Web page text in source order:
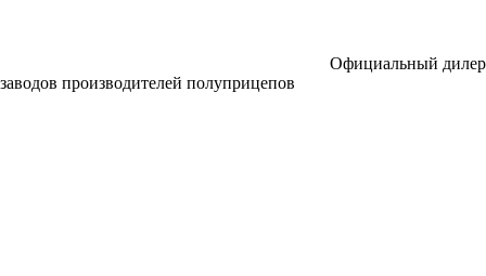
Официальный дилер
заводов производителей полуприцепов